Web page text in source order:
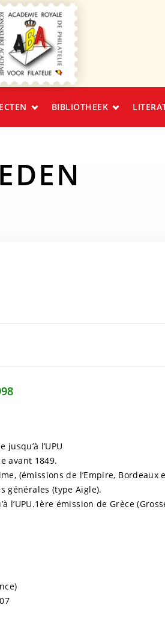
BIBLIOTHEEK
l’UPU
avant 1849.
(émissions de l’Empire, Bordeaux
générales (type Aigle).
émission de Grèce